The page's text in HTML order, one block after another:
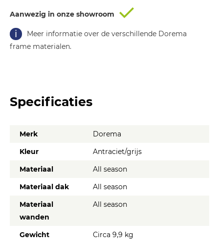
Aanwezig in onze showroom
Meer informatie over de verschillende Dorema
frame materialen.
Specificaties
Merk
Dorema
Kleur
Antraciet/grijs
Materiaal
All season
Materiaal dak
All season
Materiaal
wanden
All season
Gewicht
Circa 9,9 kg